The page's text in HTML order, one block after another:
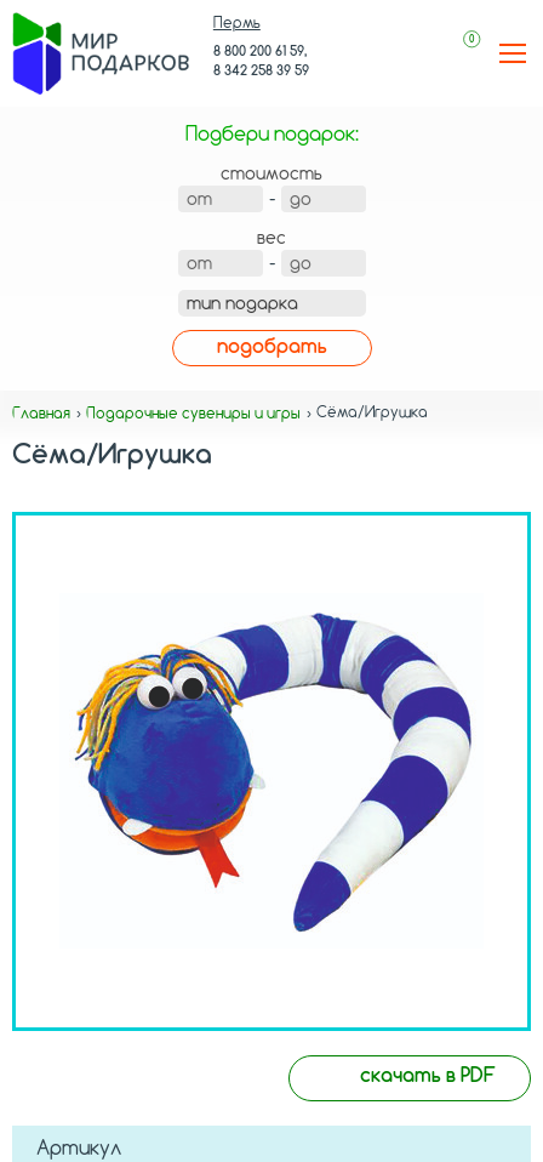
0
Пермь
8 800 200 61 59,
8 342 258 39 59
Подбери подарок:
стоимость
-
вес
-
подобрать
Главная Подарочные сувениры и игры Сёма/Игрушка
Сёма/Игрушка
скачать в PDF
Артикул